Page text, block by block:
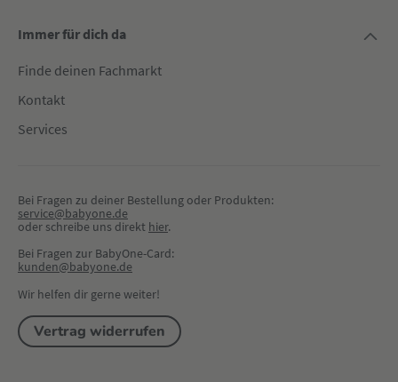
Immer für dich da
Finde deinen Fachmarkt
Kontakt
Services
Bei Fragen zu deiner Bestellung oder Produkten:
service@babyone.de
oder schreibe uns direkt hier.
Bei Fragen zur BabyOne-Card:
kunden@babyone.de
Wir helfen dir gerne weiter!
Vertrag widerrufen